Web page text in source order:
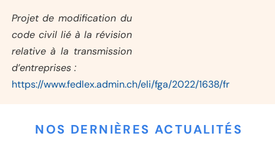
Projet de modification du
code civil lié à la révision
relative à la transmission
d’entreprises :
https://www.fedlex.admin.ch/eli/fga/2022/1638/fr
NOS DERNIÈRES ACTUALITÉS